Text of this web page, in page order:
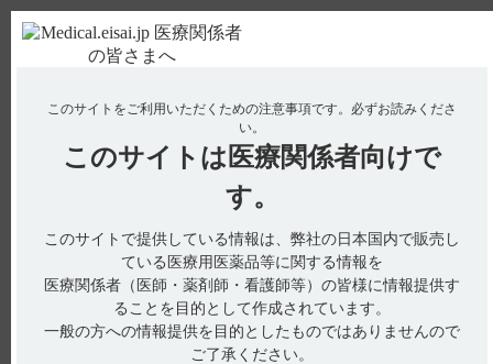
使用期限検索 Drug Information
No : 271
【アプニション】 投与時や調製時などで、注意
することはありますか？
電子添文には、投与時や調製時の注意に関する以下の記載があ
■適用上の注意
このサイトをご利用いただくための注意事項です。 必ずお読みくださ
い。
このサイトは 医療関係者向けで
す。
このサイトで提供している情報は、弊社の日本国内で販売し
ている医療用医薬品等に関する情報を
医療関係者（医師・薬剤師・看護師等）の皆様に情報提供す
ることを目的として作成されています。
一般の方への情報提供を目的としたものではありませんので
ご了承ください。